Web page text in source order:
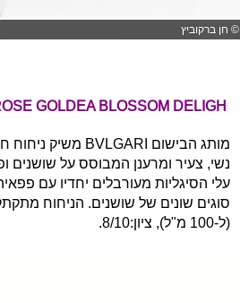
© חן ברקוביץ
נשי, צעיר ומרענן המבוסס על
עלי הסיגליות מעורבלים יחדיו עם
(ל-100 מ"ל), ציון:8/10.